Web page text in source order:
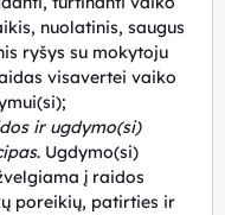
nuolatinis, saugus
ryšys su mokytoju
visavertei vaiko
ir ugdymo(si)
. Ugdymo(si)
į raidos
poreikių, patirties ir